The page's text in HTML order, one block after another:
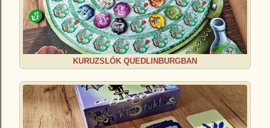
KURUZSLÓK QUEDLINBURGBAN